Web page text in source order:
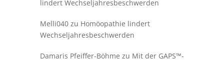
lindert Wechseljahresbeschwerden
Melli040zu Homöopathie lindert
Wechseljahresbeschwerden
Damaris Pfeiffer-Böhme zu Mit der GAPS™-